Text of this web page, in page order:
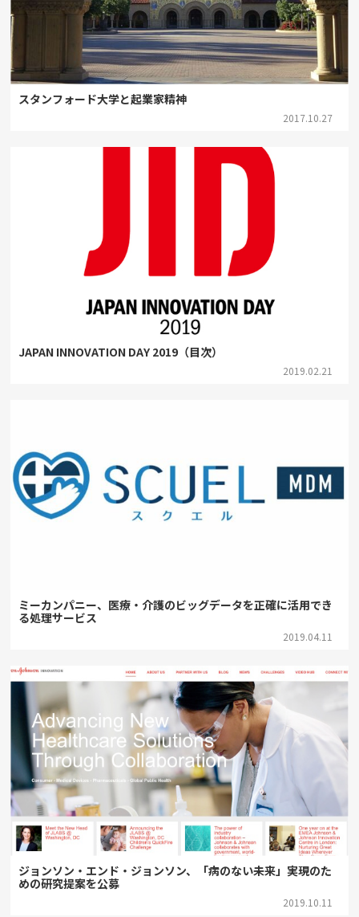
スタンフォード大学と起業家精神
2017.10.27
JAPAN INNOVATION DAY 2019（目次）
2019.02.21
ミーカンパニー、医療・介護のビッグデータを正確に活用でき
る処理サービス
2019.04.11
ジョンソン・エンド・ジョンソン、「病のない未来」実現のた
めの研究提案を公募
2019.10.11